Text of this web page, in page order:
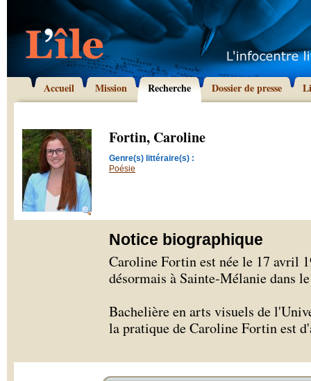
Accueil Mission Recherche Dossier de presse
Fortin, Caroline
Genre(s) littéraire(s) :
Poésie
Notice biographique
Caroline Fortin est née le 17 avril
désormais à Sainte-Mélanie dans
Bachelière en arts visuels de
la pratique de Caroline Fortin est